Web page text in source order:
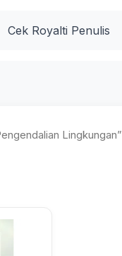
Cek Royalti Penulis
Lingkungan”